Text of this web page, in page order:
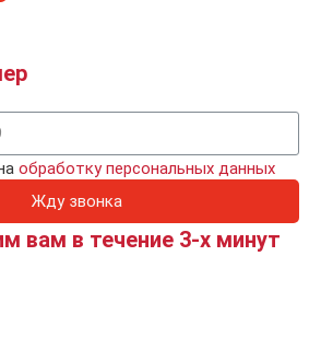
обработку персональных данных
Жду звонка
вам в течение 3-х минут